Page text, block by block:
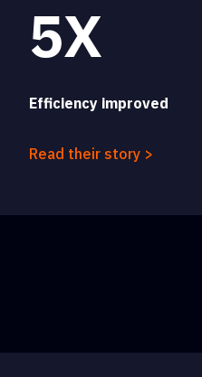
5X
Efficiency improved
Read their story >